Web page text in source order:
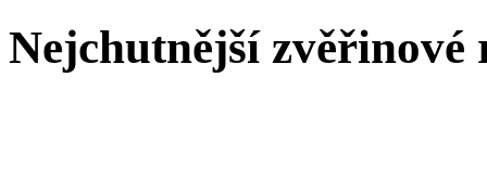
Nejchutnější zvěřinové